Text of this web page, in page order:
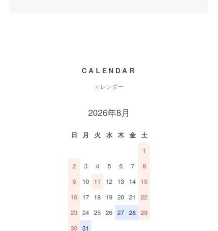
CALENDAR
カレンダー
2026年8月
日 月 火 水 木 金
土
1
2
3 4 5 6 7
8
9
10 11 12 13 14 15
16 17 18 19 20 21
22
23 24 25 26 27 28 29
30 31